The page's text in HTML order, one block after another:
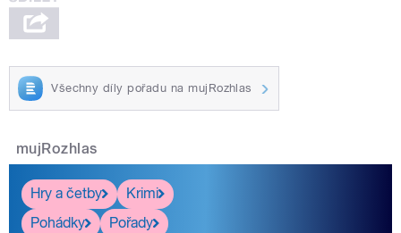
Všechny díly pořadu na mujRozhlas
mujRozhlas
Hry a četby
Krimi
Pohádky
Pořady